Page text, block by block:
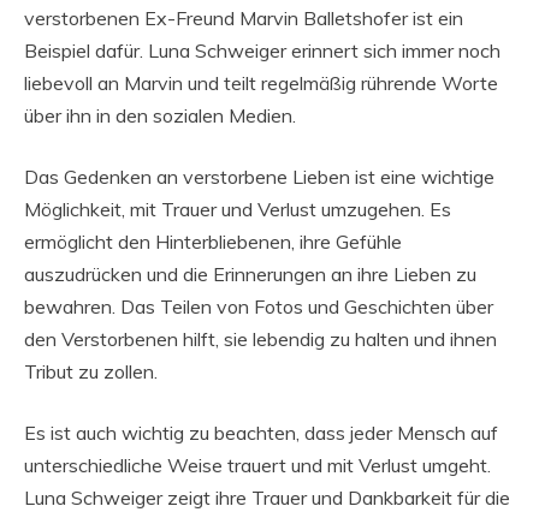
verstorbenen Ex-Freund Marvin Balletshofer ist ein
Beispiel dafür. Luna Schweiger erinnert sich immer noch
liebevoll an Marvin und teilt regelmäßig rührende Worte
über ihn in den sozialen Medien.
Das Gedenken an verstorbene Lieben ist eine wichtige
Möglichkeit, mit Trauer und Verlust umzugehen. Es
ermöglicht den Hinterbliebenen, ihre Gefühle
auszudrücken und die Erinnerungen an ihre Lieben zu
bewahren. Das Teilen von Fotos und Geschichten über
den Verstorbenen hilft, sie lebendig zu halten und ihnen
Tribut zu zollen.
Es ist auch wichtig zu beachten, dass jeder Mensch auf
unterschiedliche Weise trauert und mit Verlust umgeht.
Luna Schweiger zeigt ihre Trauer und Dankbarkeit für die